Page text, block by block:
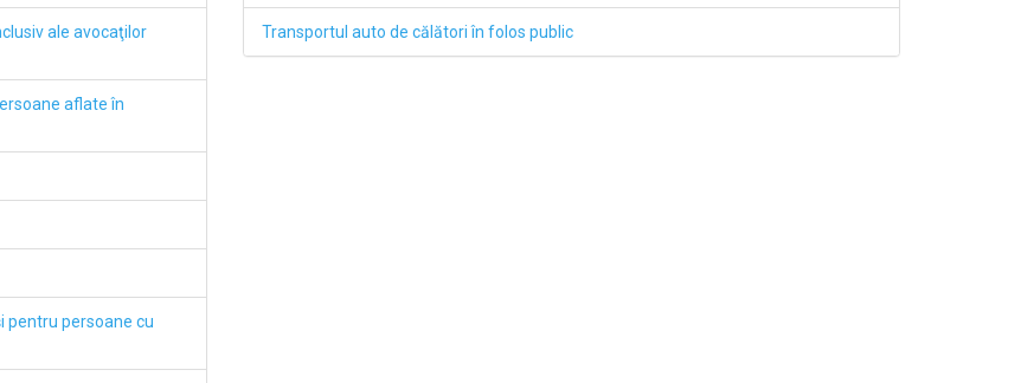
ale avocaţilor
aflate în
pentru persoane cu
Transportul auto de călători în folos public